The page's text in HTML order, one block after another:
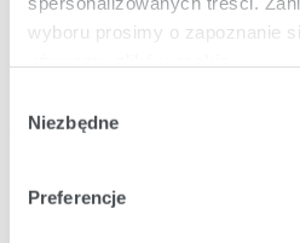
wyboru prosimy o zapoznanie
Szczegółowe informacje na
zgody
Niezbędne
Preferencje
21:42
Projekty uchwał